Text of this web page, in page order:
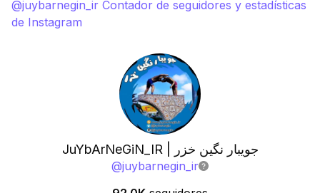
@juybarnegin_ir Contador de seguidores y estadísticas
de Instagram
JuYbArNeGiN_IR | جویبار نگین خزر
@juybarnegin_ir